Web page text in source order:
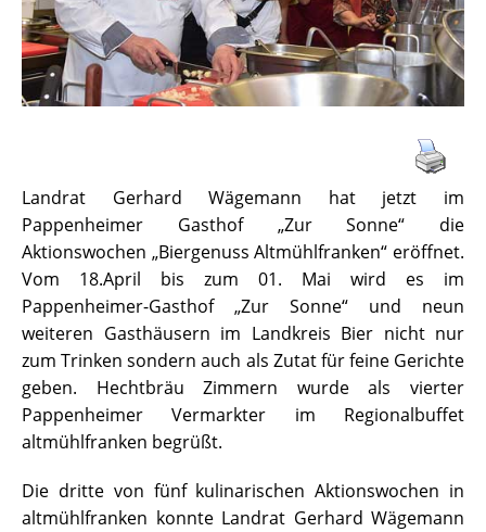
Landrat Gerhard Wägemann hat jetzt im
Pappenheimer Gasthof „Zur Sonne“ die
Aktionswochen „Biergenuss Altmühlfranken“ eröffnet.
Vom 18.April bis zum 01. Mai wird es im
Pappenheimer-Gasthof „Zur Sonne“ und neun
weiteren Gasthäusern im Landkreis Bier nicht nur
zum Trinken sondern auch als Zutat für feine Gerichte
geben. Hechtbräu Zimmern wurde als vierter
Pappenheimer Vermarkter im Regionalbuffet
altmühlfranken begrüßt.
Die dritte von fünf kulinarischen Aktionswochen in
altmühlfranken konnte Landrat Gerhard Wägemann